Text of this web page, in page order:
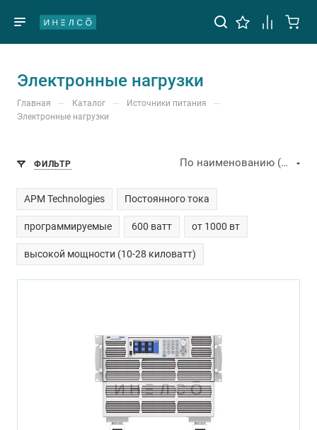
Электронные нагрузки
Главная — Каталог — Источники питания —
Электронные нагрузки
ФИЛЬТР По наименованию (А-Я)
APM Technologies Постоянного тока
программируемые 600 ватт от 1000 вт
высокой мощности (10-28 киловатт)